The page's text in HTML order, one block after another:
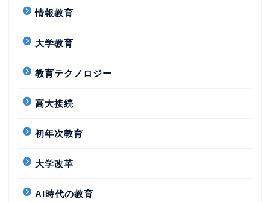
情報教育
大学教育
教育テクノロジー
高大接続
初年次教育
大学改革
AI時代の教育